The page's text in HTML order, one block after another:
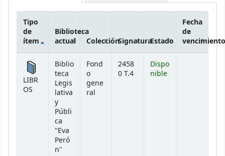
Existencias
Tipo
de
ítem
Biblioteca
actual
ColecciónSignaturaEstado
Fecha
de
vencimiento
LIBR
OS
Biblio
teca
Legis
lativa
y
Públi
ca
"Eva
Peró
n"
Fond
o
gene
ral
2458
0 T.4
Dispo
nible